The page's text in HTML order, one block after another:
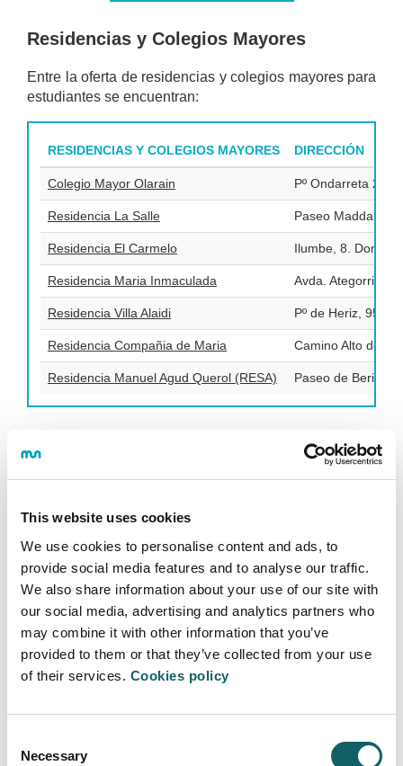
This website uses cookies
We use cookies to personalise content and ads, to
provide social media features and to analyse our traffic.
We also share information about your use of our site with
our social media, advertising and analytics partners who
may combine it with other information that you’ve
provided to them or that they’ve collected from your use
of their services. Cookies policy
Selection
Necessary
Residencias y Colegios Mayores
Entre la oferta de residencias y colegios mayores para
estudiantes se encuentran:
RESIDENCIAS Y COLEGIOS MAYORES DIRECCIÓN
Colegio Mayor Olarain Pº Ondarreta 24.
Residencia La Salle Paseo Maddalen
Residencia El Carmelo Ilumbe, 8.
Residencia Maria Inmaculada Avda. Ategorrieta,
Residencia Villa Alaidi Pº de Heriz, 95.
Residencia Compañia de Maria Camino Alto de
Residencia Manuel Agud Querol (RESA) Paseo de Berio,
TRANSPORTE
Orona Ideo se encuentra situado en Galarreta
(Hernani). Esta ubicación permite un acceso rápido a
centros urbanos próximos como Hernani, Donostia,
Lasarte, Andoain, Pasaia, …
Actualmente, las líneas de transporte público
(Lurraldebus) con parada en Galarreta son:
Lurraldebus
cercanas que conectan con esas líneas de autobús.